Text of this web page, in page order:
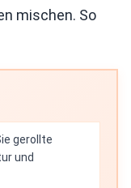
mischen. So
gerollte
und